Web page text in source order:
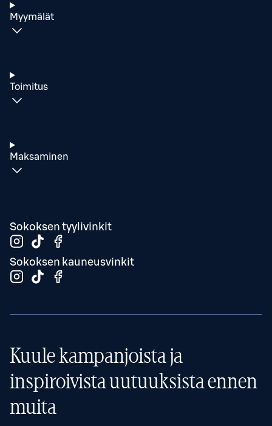
Myymälät
Toimitus
Maksaminen
Sokoksen tyylivinkit
Sokoksen kauneusvinkit
Kuule kampanjoista ja
inspiroivista uutuuksista ennen
muita